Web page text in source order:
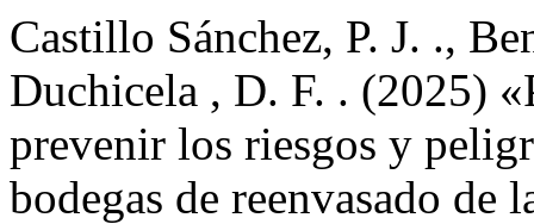
Castillo Sánchez, P. J. .,
Duchicela , D. F. . (2025)
prevenir los riesgos y
bodegas de reenvasado de